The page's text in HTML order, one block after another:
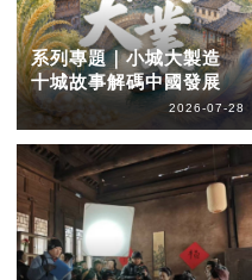
系列專題｜小城大製造
十城故事解碼中國發展
2026-07-28